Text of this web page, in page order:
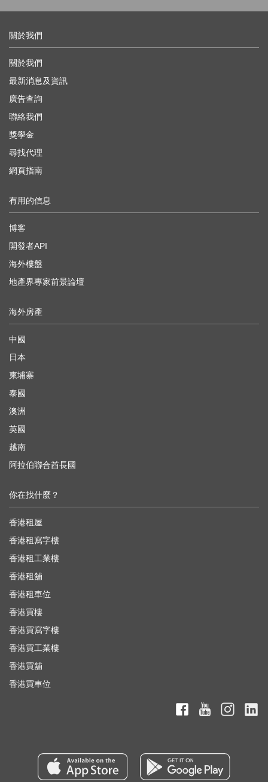
關於我們
關於我們
最新消息及資訊
廣告查詢
聯絡我們
獎學金
尋找代理
網頁指南
有用的信息
博客
開發者API
海外樓盤
地產界專家前景論壇
海外房產
中國
日本
柬埔寨
泰國
澳洲
英國
越南
阿拉伯聯合酋長國
你在找什麼？
香港租屋
香港租寫字樓
香港租工業樓
香港租舖
香港租車位
香港買樓
香港買寫字樓
香港買工業樓
香港買舖
香港買車位